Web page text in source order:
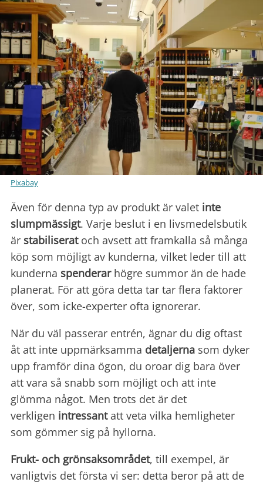
Pixabay
Även för denna typ av produkt är valet inte
slumpmässigt. Varje beslut i en livsmedelsbutik
är stabiliseratoch avsett att framkalla så många
köp som möjligt av kunderna, vilket leder till att
kunderna spenderarhögre summor än de hade
planerat. För att göra detta tar tar flera faktorer
över, som icke-experter ofta ignorerar.
När du väl passerar entrén, ägnar du dig oftast
åt att inte uppmärksamma detaljerna som dyker
upp framför dina ögon, du oroar dig bara över
att vara så snabb som möjligt och att inte
glömma något. Men trots det är det
verkligen intressantatt veta vilka hemligheter
som gömmer sig på hyllorna.
Frukt- och grönsaksområdet, till exempel, är
vanligtvis det första vi ser: detta beror på att de